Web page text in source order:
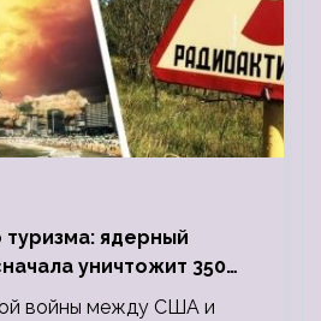
туризма: ядерный
уничтожит 350
5 миллиардов
войны между США и